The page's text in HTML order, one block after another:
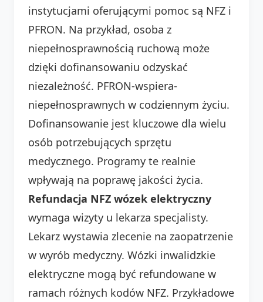
instytucjami oferującymi pomoc są NFZ i
PFRON. Na przykład, osoba z
niepełnosprawnością ruchową może
dzięki dofinansowaniu odzyskać
niezależność. PFRON-wspiera-
niepełnosprawnych w codziennym życiu.
Dofinansowanie jest kluczowe dla wielu
osób potrzebujących sprzętu
medycznego. Programy te realnie
wpływają na poprawę jakości życia.
Refundacja NFZ wózek elektryczny
wymaga wizyty u lekarza specjalisty.
Lekarz wystawia zlecenie na zaopatrzenie
w wyrób medyczny. Wózki inwalidzkie
elektryczne mogą być refundowane w
ramach różnych kodów NFZ. Przykładowe